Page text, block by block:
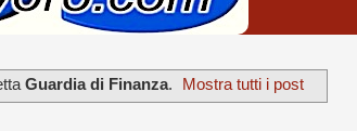
Guardia di Finanza. Mostra tutti i post